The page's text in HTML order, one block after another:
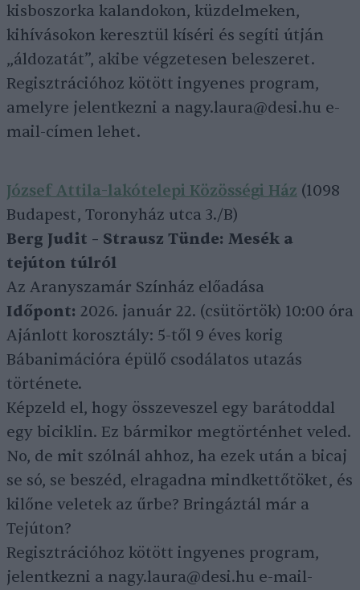
kisboszorka kalandokon, küzdelmeken,
kihívásokon keresztül kíséri és segíti útján
„áldozatát”, akibe végzetesen beleszeret.
Regisztrációhoz kötött ingyenes program,
amelyre jelentkezni a nagy.laura@desi.hu e-
mail-címen lehet.
József Attila-lakótelepi Közösségi Ház (1098
Budapest, Toronyház utca 3./B)
Berg Judit – Strausz Tünde: Mesék a
tejúton túlról
Az Aranyszamár Színház előadása
Időpont: 2026. január 22. (csütörtök) 10:00 óra
Ajánlott korosztály: 5-től 9 éves korig
Bábanimációra épülő csodálatos utazás
története.
Képzeld el, hogy összeveszel egy barátoddal
egy biciklin. Ez bármikor megtörténhet veled.
No, de mit szólnál ahhoz, ha ezek után a bicaj
se só, se beszéd, elragadna mindkettőtöket, és
kilőne veletek az űrbe? Bringáztál már a
Tejúton?
Regisztrációhoz kötött ingyenes program,
jelentkezni a nagy.laura@desi.hu e-mail-